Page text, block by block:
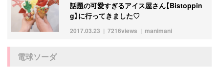
2017.03.23 manimani
7216views
話題の可愛すぎるアイス屋さん【Bistoppin
g】に行ってきました♡
電球ソーダ